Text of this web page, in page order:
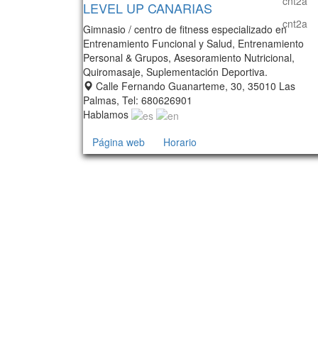
LEVEL UP CANARIAS
Gimnasio / centro de fitness especializado en
Entrenamiento Funcional y Salud, Entrenamiento
Personal & Grupos, Asesoramiento Nutricional,
Quiromasaje, Suplementación Deportiva.
Calle Fernando Guanarteme, 30, 35010 Las
Palmas, Tel: 680626901
Hablamos
Página web
Horario